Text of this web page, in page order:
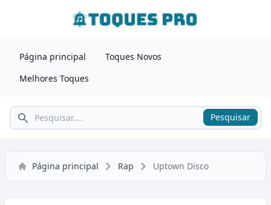
Página principal
Toques Novos
Melhores Toques
Pesquisar Pesquisar
Página principal Rap Uptown Disco